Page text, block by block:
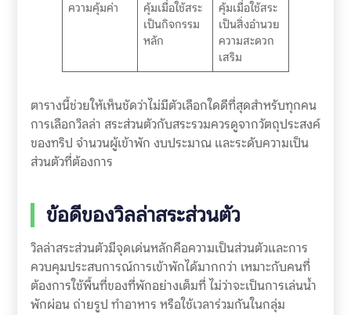
ความคุ้มค่า
คุ้มเมื่อใช้สระ
เป็นกิจกรรม
หลัก
คุ้มเมื่อใช้สระ
เป็นสิ่งอำนวย
ความสะดวก
เสริม
ตารางนี้ช่วยให้เห็นชัดว่าไม่มีตัวเลือกใดดีที่สุดสำหรับทุกคน
การเลือกวิลล่า สระส่วนตัวกับสระรวมควรดูจากวัตถุประสงค์
ของทริป จำนวนผู้เข้าพัก งบประมาณ และระดับความเป็น
ส่วนตัวที่ต้องการ
ข้อดีของวิลล่าสระส่วนตัว
วิลล่าสระส่วนตัวมีจุดเด่นหลักคือความเป็นส่วนตัวและการ
ควบคุมประสบการณ์การเข้าพักได้มากกว่า เหมาะกับคนที่
ต้องการใช้พื้นที่ของที่พักอย่างเต็มที่ ไม่ว่าจะเป็นการเล่นน้ำ
พักผ่อน ถ่ายรูป ทำอาหาร หรือใช้เวลาร่วมกันในกลุ่ม